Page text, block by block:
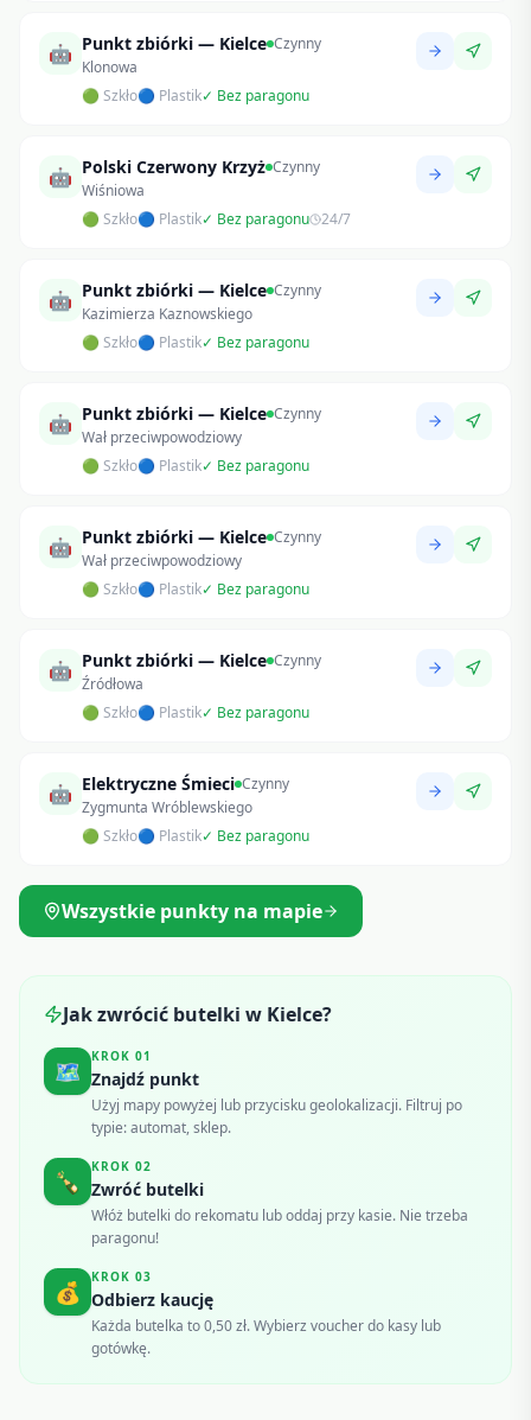
🤖 Punkt zbiórki — Kielce Czynny
Klonowa
🟢 Szkło🔵 Plastik✓ Bez paragonu
🤖 Polski Czerwony Krzyż Czynny
Wiśniowa
🟢 Szkło🔵 Plastik✓ Bez paragonu 24/7
🤖 Punkt zbiórki — Kielce Czynny
Kazimierza Kaznowskiego
🟢 Szkło🔵 Plastik✓ Bez paragonu
🤖 Punkt zbiórki — Kielce Czynny
Wał przeciwpowodziowy
🟢 Szkło🔵 Plastik✓ Bez paragonu
🤖 Punkt zbiórki — Kielce Czynny
Wał przeciwpowodziowy
🟢 Szkło🔵 Plastik✓ Bez paragonu
🤖 Punkt zbiórki — Kielce Czynny
Źródłowa
🟢 Szkło🔵 Plastik✓ Bez paragonu
🤖 Elektryczne Śmieci Czynny
Zygmunta Wróblewskiego
🟢 Szkło🔵 Plastik✓ Bez paragonu
Wszystkie punkty na mapie
Jak zwrócić butelki w Kielce?
🗺️
KROK 01
Znajdź punkt
Użyj mapy powyżej lub przycisku geolokalizacji. Filtruj po
typie: automat, sklep.
🍾
KROK 02
Zwróć butelki
Włóż butelki do rekomatu lub oddaj przy kasie. Nie trzeba
paragonu!
💰
KROK 03
Odbierz kaucję
Każda butelka to 0,50 zł. Wybierz voucher do kasy lub
gotówkę.